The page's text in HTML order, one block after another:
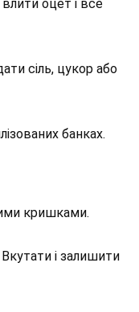
влити оцет і все
сіль, цукор або
банках.
кришками.
і залишити